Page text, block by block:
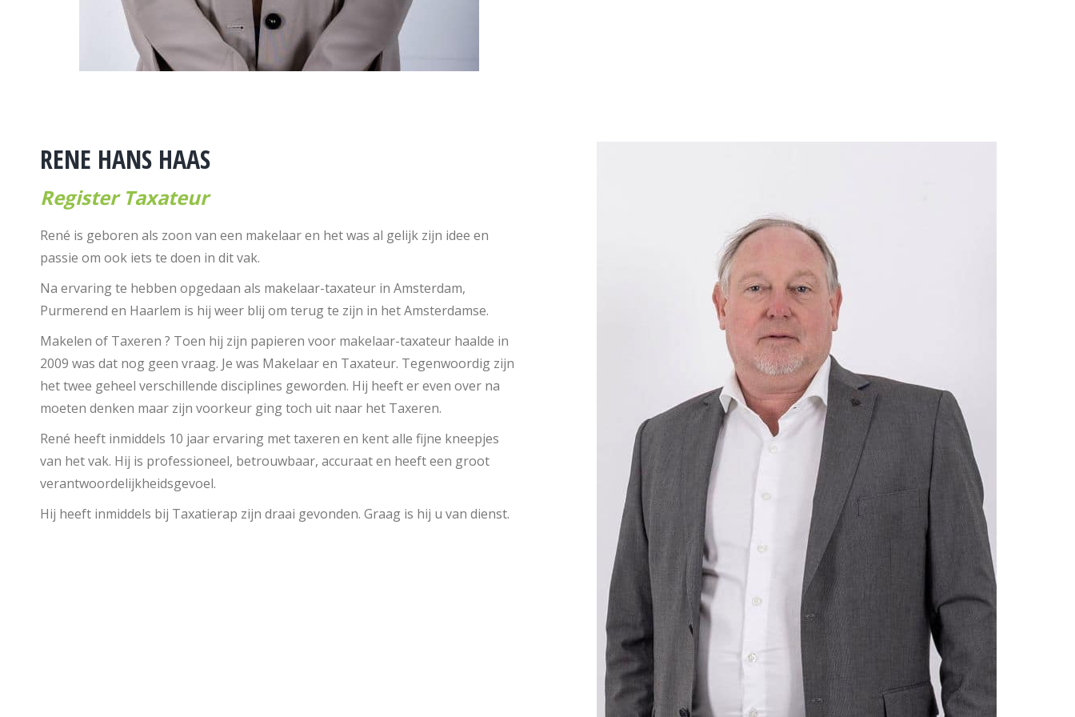
RENE HANS HAAS
Register Taxateur
René is geboren als zoon van een makelaar en het was al gelijk zijn idee en
passie om ook iets te doen in dit vak.
Na ervaring te hebben opgedaan als makelaar-taxateur in Amsterdam,
Purmerend en Haarlem is hij weer blij om terug te zijn in het Amsterdamse.
Makelen of Taxeren ? Toen hij zijn papieren voor makelaar-taxateur haalde in
2009 was dat nog geen vraag. Je was Makelaar en Taxateur. Tegenwoordig zijn
het twee geheel verschillende disciplines geworden. Hij heeft er even over na
moeten denken maar zijn voorkeur ging toch uit naar het Taxeren.
René heeft inmiddels 10 jaar ervaring met taxeren en kent alle fijne kneepjes
van het vak. Hij is professioneel, betrouwbaar, accuraat en heeft een groot
verantwoordelijkheidsgevoel.
Hij heeft inmiddels bij Taxatierap zijn draai gevonden. Graag is hij u van dienst.